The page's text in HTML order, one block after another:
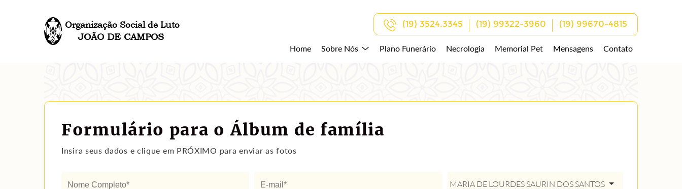
(19) 3524.3345 (19) 99322-3960 (19) 99670-4815
JOÃO DE CAMPOS
Organização Social de Luto
Home Sobre Nós Plano Funerário Necrologia Memorial Pet Mensagens Contato
Formulário para o Álbum de família
Insira seus dados e clique em PRÓXIMO para enviar as fotos
MARIA DE LOURDES SAURIN DOS SANTOS